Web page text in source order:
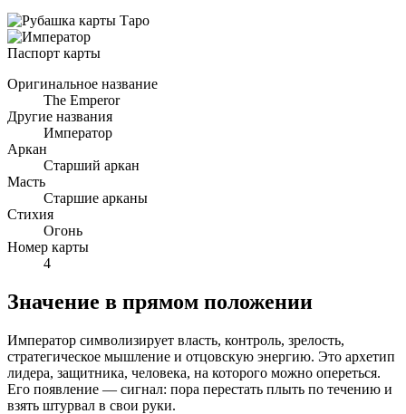
Паспорт карты
Оригинальное название
The Emperor
Другие названия
Император
Аркан
Старший аркан
Масть
Старшие арканы
Стихия
Огонь
Номер карты
4
Значение в прямом положении
Император символизирует власть, контроль, зрелость,
стратегическое мышление и отцовскую энергию. Это архетип
лидера, защитника, человека, на которого можно опереться.
Его появление — сигнал: пора перестать плыть по течению и
взять штурвал в свои руки.